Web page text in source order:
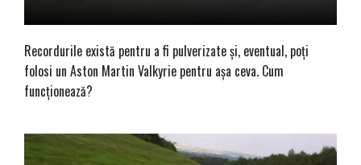
Recordurile există pentru a fi pulverizate și, eventual, poți
folosi un Aston Martin Valkyrie pentru așa ceva. Cum
funcționează?